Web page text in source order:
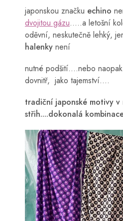
japonskou značku echino
dvojitou gázu.....a letošní
oděvní, neskutečně lehký,
halenky není
nutné podšití....nebo
dovnitř, jako tajemství....
tradiční japonské motivy
střih....dokonalá